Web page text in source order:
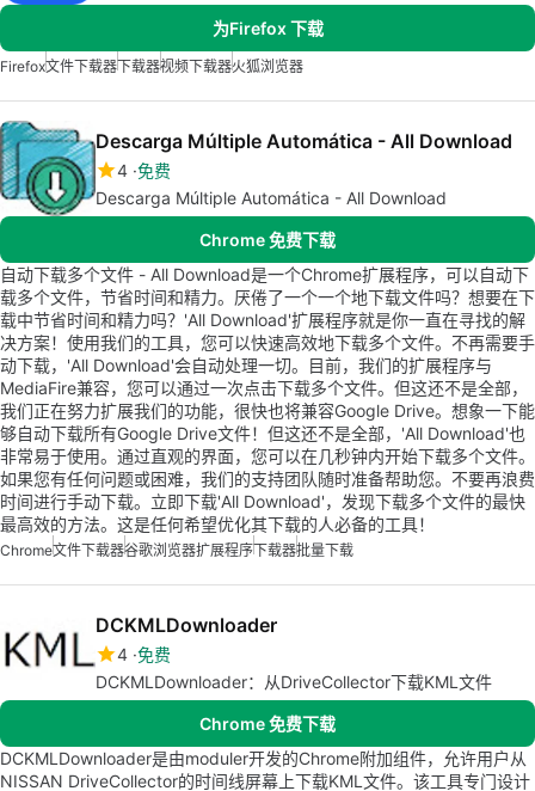
为Firefox 下载
Firefox文件下载器下载器视频下载器火狐浏览器
Descarga Múltiple Automática - All Download
4 免费
Descarga Múltiple Automática - All Download
Chrome 免费下载
自动下载多个文件 - All Download是一个Chrome扩展程序，可以自动下
载多个文件，节省时间和精力。厌倦了一个一个地下载文件吗？想要在下
载中节省时间和精力吗？'All Download'扩展程序就是你一直在寻找的解
决方案！使用我们的工具，您可以快速高效地下载多个文件。不再需要手
动下载，'All Download'会自动处理一切。目前，我们的扩展程序与
MediaFire兼容，您可以通过一次点击下载多个文件。但这还不是全部，
我们正在努力扩展我们的功能，很快也将兼容Google Drive。想象一下能
够自动下载所有Google Drive文件！但这还不是全部，'All Download'也
非常易于使用。通过直观的界面，您可以在几秒钟内开始下载多个文件。
如果您有任何问题或困难，我们的支持团队随时准备帮助您。不要再浪费
时间进行手动下载。立即下载'All Download'，发现下载多个文件的最快
最高效的方法。这是任何希望优化其下载的人必备的工具！
Chrome文件下载器谷歌浏览器扩展程序下载器批量下载
DCKMLDownloader
4 免费
DCKMLDownloader：从DriveCollector下载KML文件
Chrome 免费下载
DCKMLDownloader是由moduler开发的Chrome附加组件，允许用户从
NISSAN DriveCollector的时间线屏幕上下载KML文件。该工具专门设计